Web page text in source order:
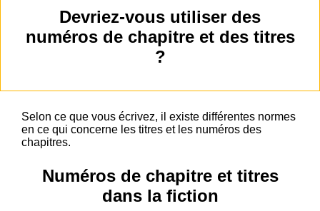
Devriez-vous utiliser des
numéros de chapitre et des titres
?
Selon ce que vous écrivez, il existe différentes normes
en ce qui concerne les titres et les numéros des
chapitres.
Numéros de chapitre et titres
dans la fiction